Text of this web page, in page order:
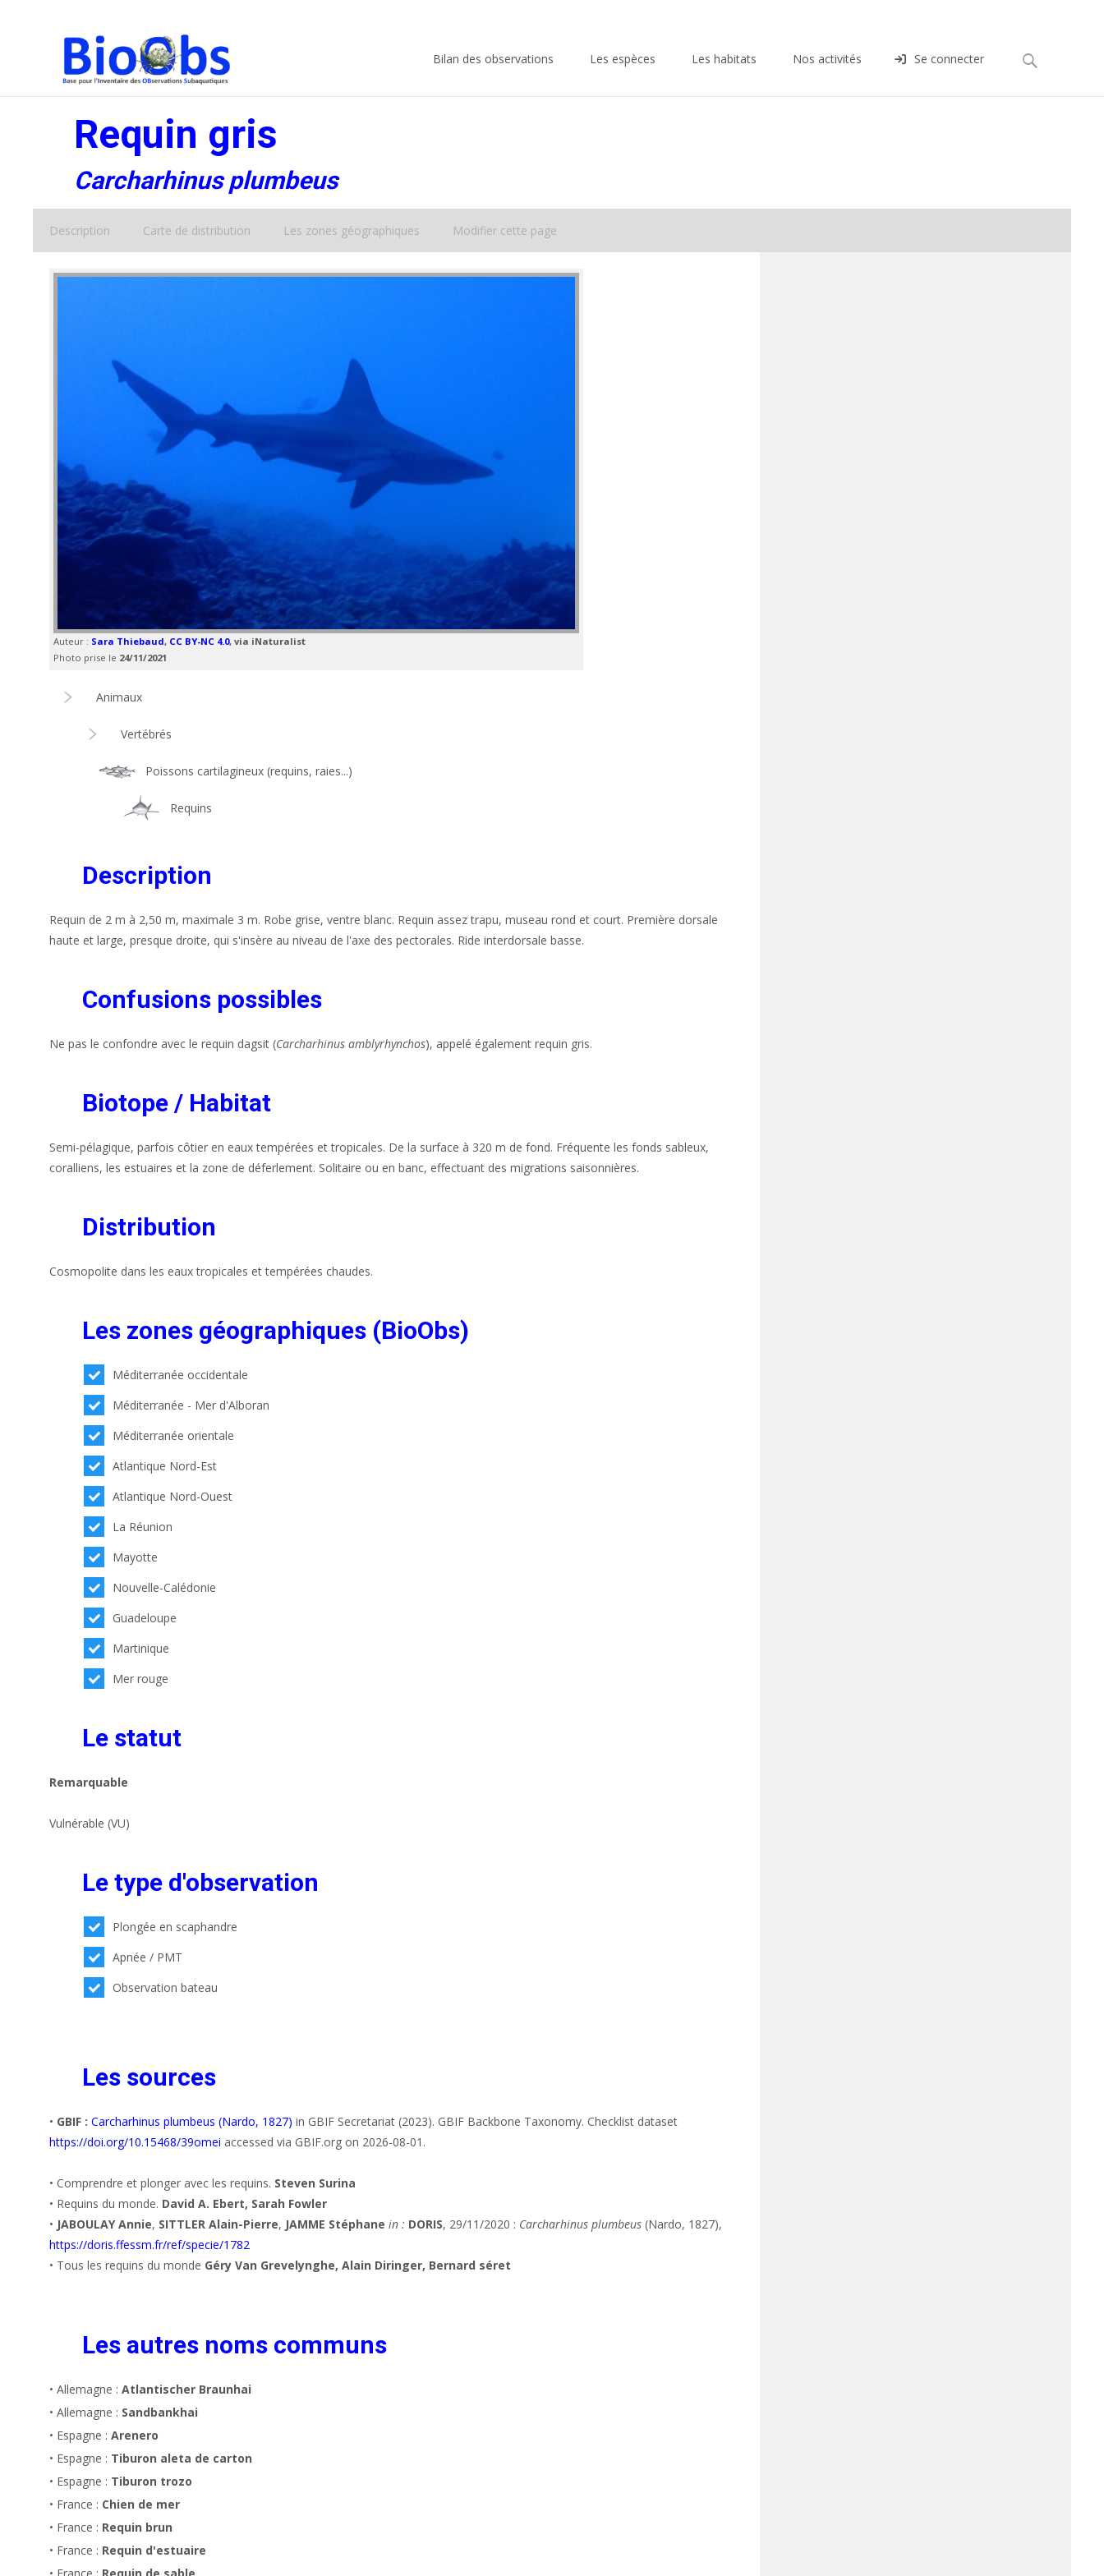
Bilan des observations Les espèces Les habitats Nos activités Se connecter Rechercher :
Requin gris
Carcharhinus plumbeus
Description Carte de distribution Les zones géographiques Modifier cette page
Auteur : Sara Thiebaud, CC BY-NC 4.0, via iNaturalist
Photo prise le 24/11/2021
Animaux
Vertébrés
Poissons cartilagineux (requins, raies...)
Requins
Description
Requin de 2 m à 2,50 m, maximale 3 m. Robe grise, ventre blanc. Requin assez trapu, museau rond et court. Première dorsale
haute et large, presque droite, qui s'insère au niveau de l'axe des pectorales. Ride interdorsale basse.
Confusions possibles
Ne pas le confondre avec le requin dagsit (Carcharhinus amblyrhynchos), appelé également requin gris.
Biotope / Habitat
Semi-pélagique, parfois côtier en eaux tempérées et tropicales. De la surface à 320 m de fond. Fréquente les fonds sableux,
coralliens, les estuaires et la zone de déferlement. Solitaire ou en banc, effectuant des migrations saisonnières.
Distribution
Cosmopolite dans les eaux tropicales et tempérées chaudes.
Les zones géographiques (BioObs)
Méditerranée occidentale
Méditerranée - Mer d'Alboran
Méditerranée orientale
Atlantique Nord-Est
Atlantique Nord-Ouest
La Réunion
Mayotte
Nouvelle-Calédonie
Guadeloupe
Martinique
Mer rouge
Le statut
Remarquable
Vulnérable (VU)
Le type d'observation
Plongée en scaphandre
Apnée / PMT
Observation bateau
Les sources
• GBIF : Carcharhinus plumbeus (Nardo, 1827) in GBIF Secretariat (2023). GBIF Backbone Taxonomy. Checklist dataset
https://doi.org/10.15468/39omei accessed via GBIF.org on 2026-08-01.
• Comprendre et plonger avec les requins. Steven Surina
• Requins du monde. David A. Ebert, Sarah Fowler
• JABOULAY Annie, SITTLER Alain-Pierre, JAMME Stéphane in : DORIS, 29/11/2020 : Carcharhinus plumbeus (Nardo, 1827),
https://doris.ffessm.fr/ref/specie/1782
• Tous les requins du monde Géry Van Grevelynghe, Alain Diringer, Bernard séret
Les autres noms communs
• Allemagne : Atlantischer Braunhai
• Allemagne : Sandbankhai
• Espagne : Arenero
• Espagne : Tiburon aleta de carton
• Espagne : Tiburon trozo
• France : Chien de mer
• France : Requin brun
• France : Requin d'estuaire